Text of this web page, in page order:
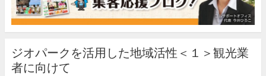
ジオパークを活用した地域活性＜１＞観光業
者に向けて